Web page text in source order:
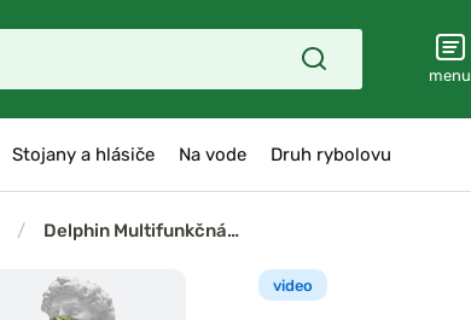
menu
Stojany a hlásiče Na vode Druh rybolovu
/ Delphin Multifunkčná…
video